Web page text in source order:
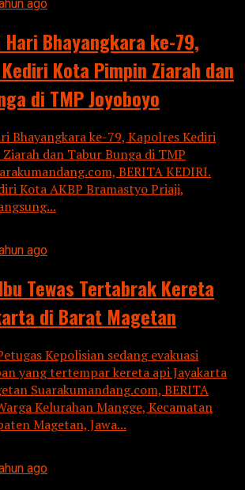
ago
Bhayangkara ke-79,
Kota Pimpin Ziarah dan
di TMP Joyoboyo
Bhayangkara ke-79, Kapolres Kediri
dan Tabur Bunga di TMP
BERITA KEDIRI.
Kota AKBP Bramastyo Priaji,
ago
Tewas Tertabrak Kereta
di Barat Magetan
Kepolisian sedang evakuasi
yang tertempar kereta api Jayakarta
Suarakumandang.com, BERITA
Kelurahan Mangge, Kecamatan
Magetan, Jawa...
ago